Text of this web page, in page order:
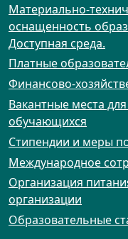
Материально-
оснащенность
Доступная среда.
Платные
Финансово-
Вакантные места
обучающихся
Стипендии и меры
Международное
Организация
организации
Образовательные